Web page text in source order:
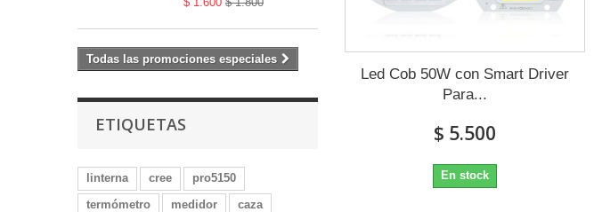
Todas las promociones especiales
ETIQUETAS
linterna cree
pro5150
termómetro
medidor
caza
Led Cob 50W con Smart Driver
Para...
$ 5.500
En stock